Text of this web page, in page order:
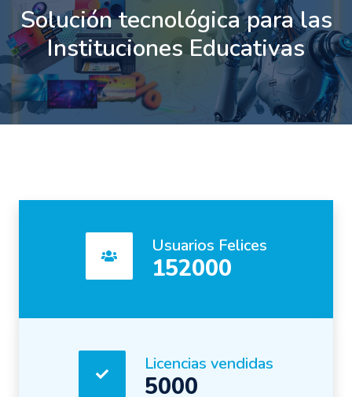
Solución tecnológica para las
Instituciones Educativas
Usuarios Felices
152000
Licencias vendidas
5000